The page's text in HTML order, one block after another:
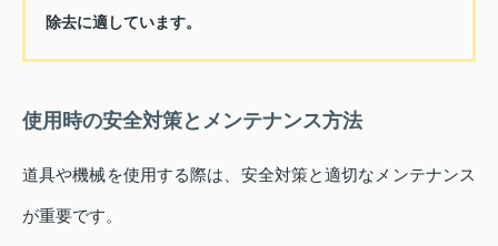
除去に適しています。
使用時の安全対策とメンテナンス方法
道具や機械を使用する際は、安全対策と適切なメンテナンス
が重要です。